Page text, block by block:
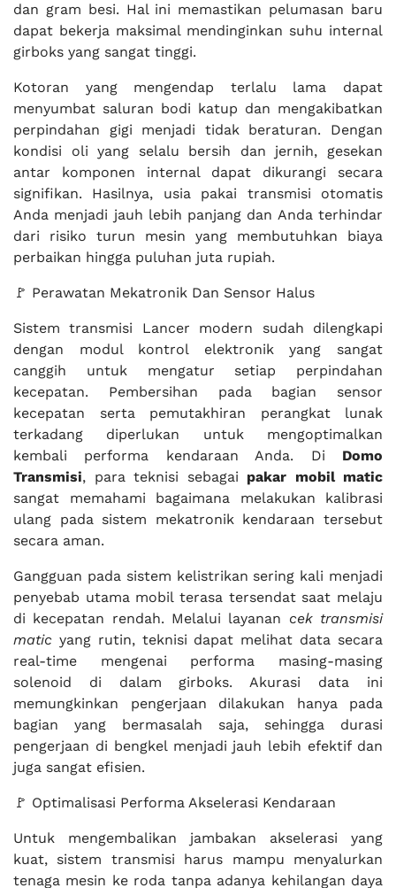
dan gram besi. Hal ini memastikan pelumasan baru
dapat bekerja maksimal mendinginkan suhu internal
girboks yang sangat tinggi.
Kotoran yang mengendap terlalu lama dapat
menyumbat saluran bodi katup dan mengakibatkan
perpindahan gigi menjadi tidak beraturan. Dengan
kondisi oli yang selalu bersih dan jernih, gesekan
antar komponen internal dapat dikurangi secara
signifikan. Hasilnya, usia pakai transmisi otomatis
Anda menjadi jauh lebih panjang dan Anda terhindar
dari risiko turun mesin yang membutuhkan biaya
perbaikan hingga puluhan juta rupiah.
🚩 Perawatan Mekatronik Dan Sensor Halus
Sistem transmisi Lancer modern sudah dilengkapi
dengan modul kontrol elektronik yang sangat
canggih untuk mengatur setiap perpindahan
kecepatan. Pembersihan pada bagian sensor
kecepatan serta pemutakhiran perangkat lunak
terkadang diperlukan untuk mengoptimalkan
kembali performa kendaraan Anda. Di Domo
Transmisi, para teknisi sebagai pakar mobil matic
sangat memahami bagaimana melakukan kalibrasi
ulang pada sistem mekatronik kendaraan tersebut
secara aman.
Gangguan pada sistem kelistrikan sering kali menjadi
penyebab utama mobil terasa tersendat saat melaju
di kecepatan rendah. Melalui layanan cek transmisi
matic yang rutin, teknisi dapat melihat data secara
real-time mengenai performa masing-masing
solenoid di dalam girboks. Akurasi data ini
memungkinkan pengerjaan dilakukan hanya pada
bagian yang bermasalah saja, sehingga durasi
pengerjaan di bengkel menjadi jauh lebih efektif dan
juga sangat efisien.
🚩 Optimalisasi Performa Akselerasi Kendaraan
Untuk mengembalikan jambakan akselerasi yang
kuat, sistem transmisi harus mampu menyalurkan
tenaga mesin ke roda tanpa adanya kehilangan daya